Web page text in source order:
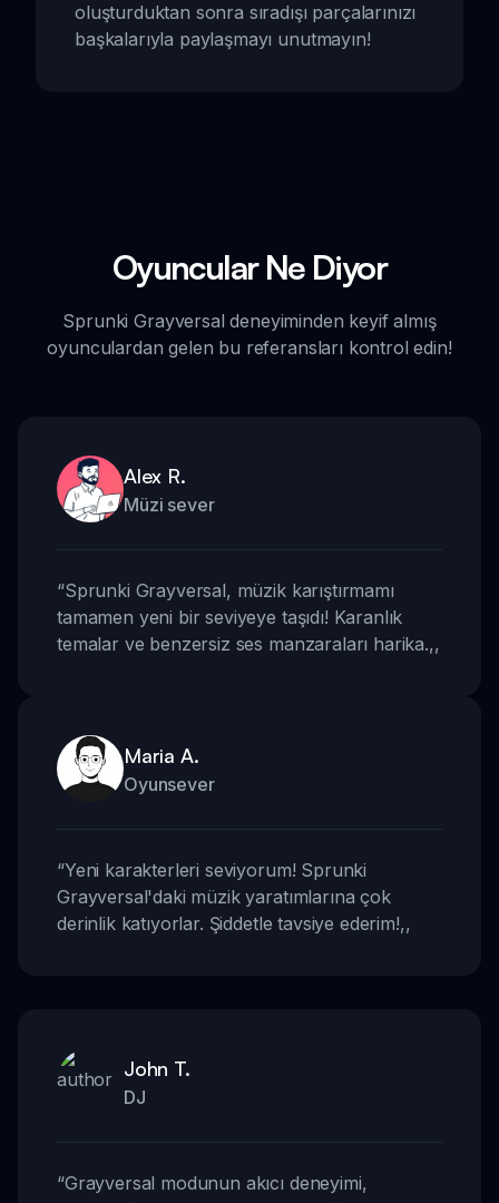
oluşturduktan sonra sıradışı parçalarınızı
başkalarıyla paylaşmayı unutmayın!
Oyuncular Ne Diyor
Sprunki Grayversal deneyiminden keyif almış
oyunculardan gelen bu referansları kontrol edin!
Alex R.
Müzi sever
“Sprunki Grayversal, müzik karıştırmamı
tamamen yeni bir seviyeye taşıdı! Karanlık
temalar ve benzersiz ses manzaraları harika.,,
Maria A.
Oyunsever
“Yeni karakterleri seviyorum! Sprunki
Grayversal'daki müzik yaratımlarına çok
derinlik katıyorlar. Şiddetle tavsiye ederim!,,
John T.
DJ
“Grayversal modunun akıcı deneyimi,